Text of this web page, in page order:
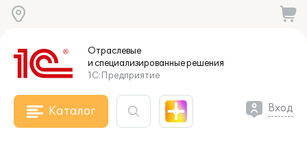
Отраслевые
и специализированныерешения
1С:Предприятие
Каталог Вход